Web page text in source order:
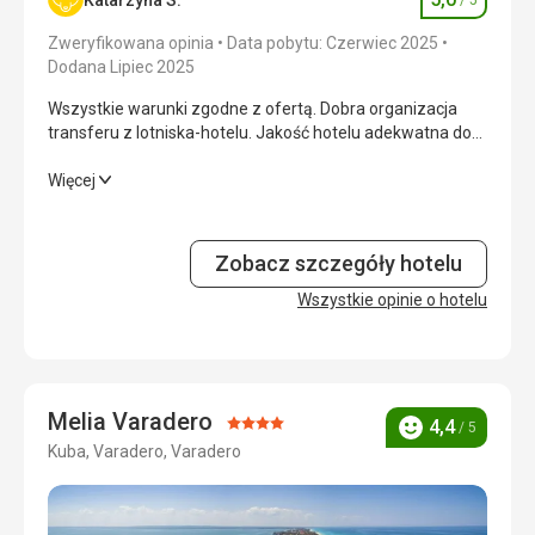
Dziękujemy Rachlický.
Wyżywienie
Zakwaterowanie 5,0
3,0
-
Ta recenzja została automatycznie przetłumaczona za
Ocena
Zweryfikowana opinia
Data pobytu: Czerwiec 2025
Dodana Lipiec 2025
Wszystkie warunki zgodne z ofertą. Dobra organizacja
transferu z lotniska-hotelu. Jakość hotelu adekwatna do
Wszystkie warunki zgodne z ofertą. Dobra organizacja
5,0 / 5
Usługi 5,0/ 5
Więcej
Zobacz szczegóły hotelu
Wszystkie opinie o hotelu
Melia Varadero Ocena:
4/5
Kuba, Varadero, Varadero
Ocena
4,4/ 5